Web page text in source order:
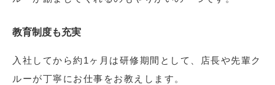
教育制度も充実
入社してから約1ヶ月は研修期間として、店長や先輩ク
ルーが丁寧にお仕事をお教えします。